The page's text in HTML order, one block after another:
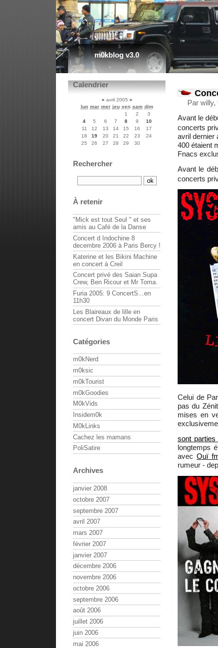
m0kblog v3.0
Aller au contenu|
Par
Avant le
concerts
avril dernier
400 étaient
Fnacs
Avant le
concerts
Celui de
pas du
mises en
sont
longtemps
avecOuï
rumeur -
Calendrier
« avril 2005 »
lun mar mer jeu ven sam dim
1
2
3
4
5 6 7 8 9
10
11
12 13 14 15 16
17
18
19 20 21 22 23
24
25
26 27 28 29 30
Rechercher
À retenir
"Mick est tout Seul " et ses
amis au Café de la Danse
Concert d Indochine 8
decembre 2006 à Paris Bercy !
Katerine et les Bikini Machine
en concert à Creil
Concert privé des Saian Supa
Crew, Ben Ricour et Mr Toma.
Furia 2005: 9 ConcertS...en
11h30
Les Blaireaux de lille en
concert Divan du Monde Paris
Catégories
m0kNerd
m0ksic
m0kTourist
m0kGoodies
M0kVids
Insidem0k
M0kLinks
Cachez les mamans
PoliSatire
Archives
janvier 2008
octobre 2007
septembre 2007
avril 2007
mars 2007
février 2007
janvier 2007
décembre 2006
novembre 2006
octobre 2006
septembre 2006
août 2006
juillet 2006
juin 2006
mai 2006